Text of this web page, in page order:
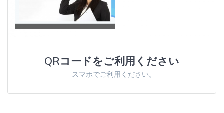
QRコードをご利用ください
スマホでご利用ください。